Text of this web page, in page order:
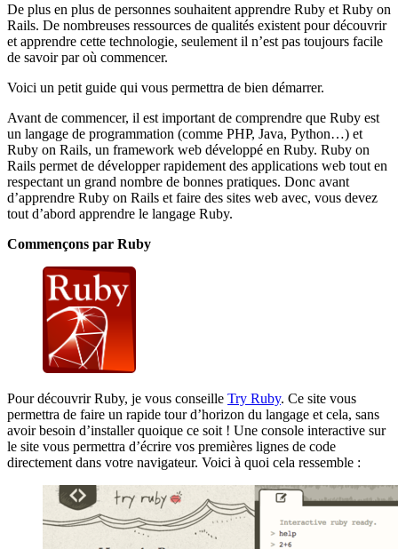
De plus en plus de personnes souhaitent apprendre Ruby et Ruby on
Rails. De nombreuses ressources de qualités existent pour découvrir
et apprendre cette technologie, seulement il n’est pas toujours facile
de savoir par où commencer.
Voici un petit guide qui vous permettra de bien démarrer.
Avant de commencer, il est important de comprendre que Ruby est
un langage de programmation (comme PHP, Java, Python…) et
Ruby on Rails, un framework web développé en Ruby. Ruby on
Rails permet de développer rapidement des applications web tout en
respectant un grand nombre de bonnes pratiques. Donc avant
d’apprendre Ruby on Rails et faire des sites web avec, vous devez
tout d’abord apprendre le langage Ruby.
Commençons par Ruby
Pour découvrir Ruby, je vous conseille Try Ruby. Ce site vous
permettra de faire un rapide tour d’horizon du langage et cela, sans
avoir besoin d’installer quoique ce soit ! Une console interactive sur
le site vous permettra d’écrire vos premières lignes de code
directement dans votre navigateur. Voici à quoi cela ressemble :